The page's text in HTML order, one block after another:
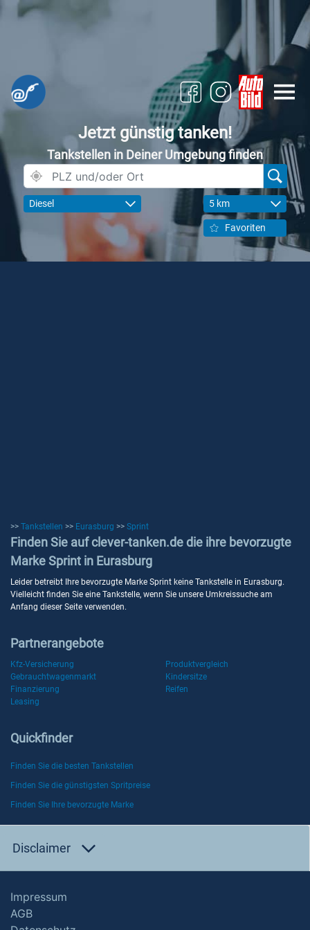
Jetzt günstig tanken!
Tankstellen in Deiner Umgebung finden
Diesel 5 km
Favoriten
>> Tankstellen >> Eurasburg >> Sprint
Finden Sie auf clever-tanken.de die ihre bevorzugte
Marke Sprint in Eurasburg
Leider betreibt Ihre bevorzugte Marke Sprint keine Tankstelle in Eurasburg.
Vielleicht finden Sie eine Tankstelle, wenn Sie unsere Umkreissuche am
Anfang dieser Seite verwenden.
Partnerangebote
Kfz-Versicherung
Produktvergleich
Gebrauchtwagenmarkt
Kindersitze
Finanzierung
Reifen
Leasing
Quickfinder
Finden Sie die besten Tankstellen
Finden Sie die günstigsten Spritpreise
Finden Sie Ihre bevorzugte Marke
Disclaimer
Impressum
AGB